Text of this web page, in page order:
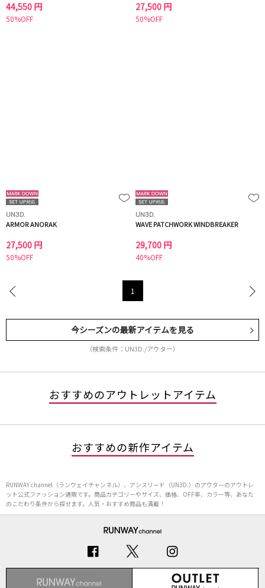
44,550 円
50%OFF
27,500 円
50%OFF
UN3D.
ARMOR ANORAK
27,500 円
50%OFF
UN3D.
WAVE PATCHWORK WINDBREAKER
29,700 円
40%OFF
1
今シーズンの最新アイテムを見る
（検索条件：UN3D./アウター）
おすすめのアウトレットアイテム
おすすめの新作アイテム
RUNWAY channel（ランウェイチャンネル）、アンスリード（UN3D.）のアウターのアウトレ
ット公式ファッション通販です。商品カテゴリーやサイズ、価格、OFF率、カラー等、あなた
のこだわり条件から探せます。人気・おすすめ商品も満載！